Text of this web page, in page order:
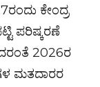
ಕೇಂದ್ರ
ಪರಿಷ್ಕರಣೆ
2026ರ
ಮತದಾರರ